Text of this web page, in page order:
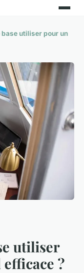
utiliser pour un
utiliser
?